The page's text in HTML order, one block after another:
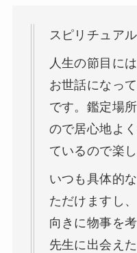
スピリチュア
人生の節目に
お世話になっ
です。鑑定場
ので居心地よ
ているので楽
いつも具体的
ただけますし
向きに物事を
先生に出会え